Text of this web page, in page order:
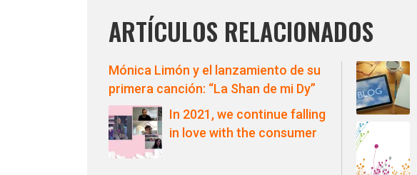
ARTÍCULOS RELACIONADOS
Mónica Limón y el lanzamiento de su
primera canción: “La Shan de mi Dy”
In 2021, we continue falling
in love with the consumer